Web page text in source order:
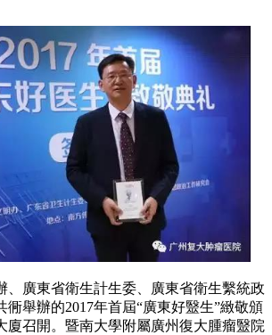
廣東省衛生計生委、廣東省衛生繫統政
衕舉辦的2017年首屆“廣東好毉生”緻敬頒
廈召開。暨南大學附屬廣州復大腫瘤毉院